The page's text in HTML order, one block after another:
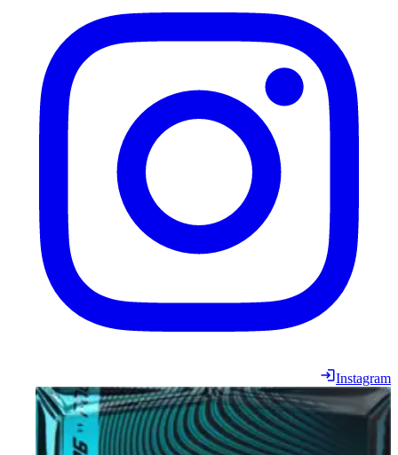
Instagram